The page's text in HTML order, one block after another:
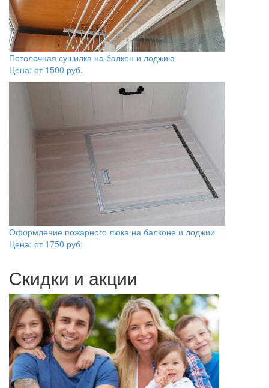
Потолочная сушилка на балкон и лоджию
Цена: от 1500 руб.
Оформление пожарного люка на балконе и лоджии
Цена: от 1750 руб.
Скидки и акции